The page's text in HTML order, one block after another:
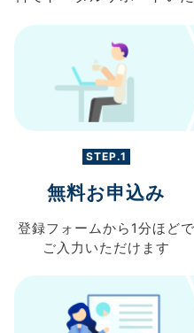
STEP.1
無料お申込み
登録フォームから 1分ほどで
ご入力 いただけます